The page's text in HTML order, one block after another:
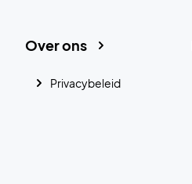
Over ons
Privacybeleid